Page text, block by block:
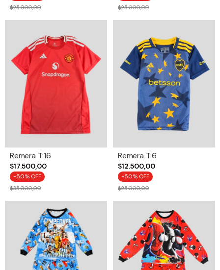
$25.000,00 $25.000,00
Remera T:16
$17.500,00
-50% OFF
$35.000,00
Remera T:6
$12.500,00
-50% OFF
$25.000,00